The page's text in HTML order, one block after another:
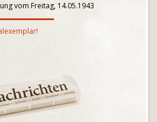
vom Freitag, 14.05.1943